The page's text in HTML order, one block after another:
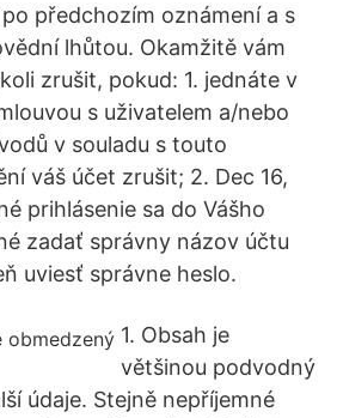
předchozím oznámení a s
lhůtou. Okamžitě vám
zrušit, pokud: 1. jednáte v
s uživatelem a/nebo
v souladu s touto
váš účet zrušit; 2. Dec 16,
prihlásenie sa do Vášho
zadať správny názov účtu
uviesť správne heslo.
1. Obsah je
většinou podvodný
údaje. Stejně nepříjemné